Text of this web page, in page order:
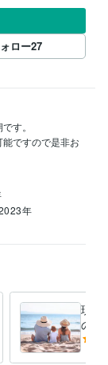
ロー27
す。
ですので是非お
年
現役
のお
育て